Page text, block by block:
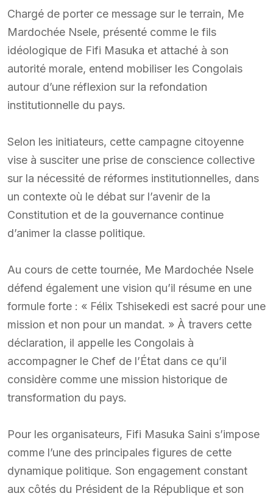
Chargé de porter ce message sur le terrain, Me
Mardochée Nsele, présenté comme le fils
idéologique de Fifi Masuka et attaché à son
autorité morale, entend mobiliser les Congolais
autour d’une réflexion sur la refondation
institutionnelle du pays.
Selon les initiateurs, cette campagne citoyenne
vise à susciter une prise de conscience collective
sur la nécessité de réformes institutionnelles, dans
un contexte où le débat sur l’avenir de la
Constitution et de la gouvernance continue
d’animer la classe politique.
Au cours de cette tournée, Me Mardochée Nsele
défend également une vision qu’il résume en une
formule forte : « Félix Tshisekedi est sacré pour une
mission et non pour un mandat. » À travers cette
déclaration, il appelle les Congolais à
accompagner le Chef de l’État dans ce qu’il
considère comme une mission historique de
transformation du pays.
Pour les organisateurs, Fifi Masuka Saini s’impose
comme l’une des principales figures de cette
dynamique politique. Son engagement constant
aux côtés du Président de la République et son